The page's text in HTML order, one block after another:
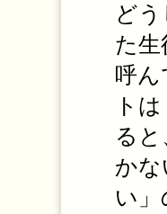
ど
た生
呼
ト
る
か
い